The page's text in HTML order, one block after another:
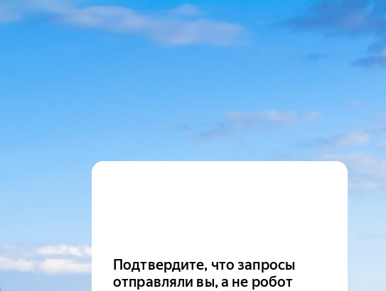
Подтвердите, что запросы
отправляли вы, а не робот